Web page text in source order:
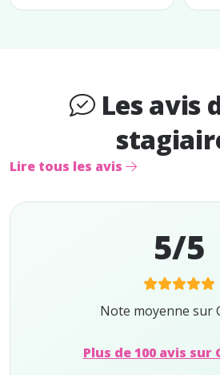
Les avis
Lire tous les avis
5/5
Note moyenne sur
Plus de 100 avis sur